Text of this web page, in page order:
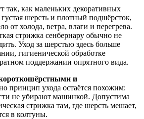
так, как маленьких декоративных
шерсть и плотный подшёрсток,
от холода, ветра, влаги и перегрева.
стрижка сенбернару обычно не
Уход за шерстью здесь больше
гигиенической обработке
поддержании опрятного вида.
и
принцип ухода остаётся похожим:
не убирают машинкой. Допустима
стрижка там, где шерсть мешает,
в колтуны.